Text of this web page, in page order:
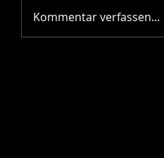
Kommentar verfassen...